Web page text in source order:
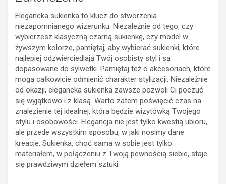
Elegancka sukienka to klucz do stworzenia
niezapomnianego wizerunku. Niezależnie od tego, czy
wybierzesz klasyczną czarną sukienkę, czy model w
żywszym kolorze, pamiętaj, aby wybierać sukienki, które
najlepiej odzwierciedlają Twój osobisty styl i są
dopasowane do sylwetki. Pamiętaj też o akcesoriach, które
mogą całkowicie odmienić charakter stylizacji. Niezależnie
od okazji, elegancka sukienka zawsze pozwoli Ci poczuć
się wyjątkowo i z klasą. Warto zatem poświęcić czas na
znalezienie tej idealnej, która będzie wizytówką Twojego
stylu i osobowości. Elegancja nie jest tylko kwestią ubioru,
ale przede wszystkim sposobu, w jaki nosimy dane
kreacje. Sukienka, choć sama w sobie jest tylko
materiałem, w połączeniu z Twoją pewnością siebie, staje
się prawdziwym dziełem sztuki.